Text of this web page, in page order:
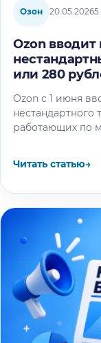
Озон 20.05.20265
Ozon вводит
или 280
Ozon с 1 июня
нестандартного
работающих по
Читать статью→